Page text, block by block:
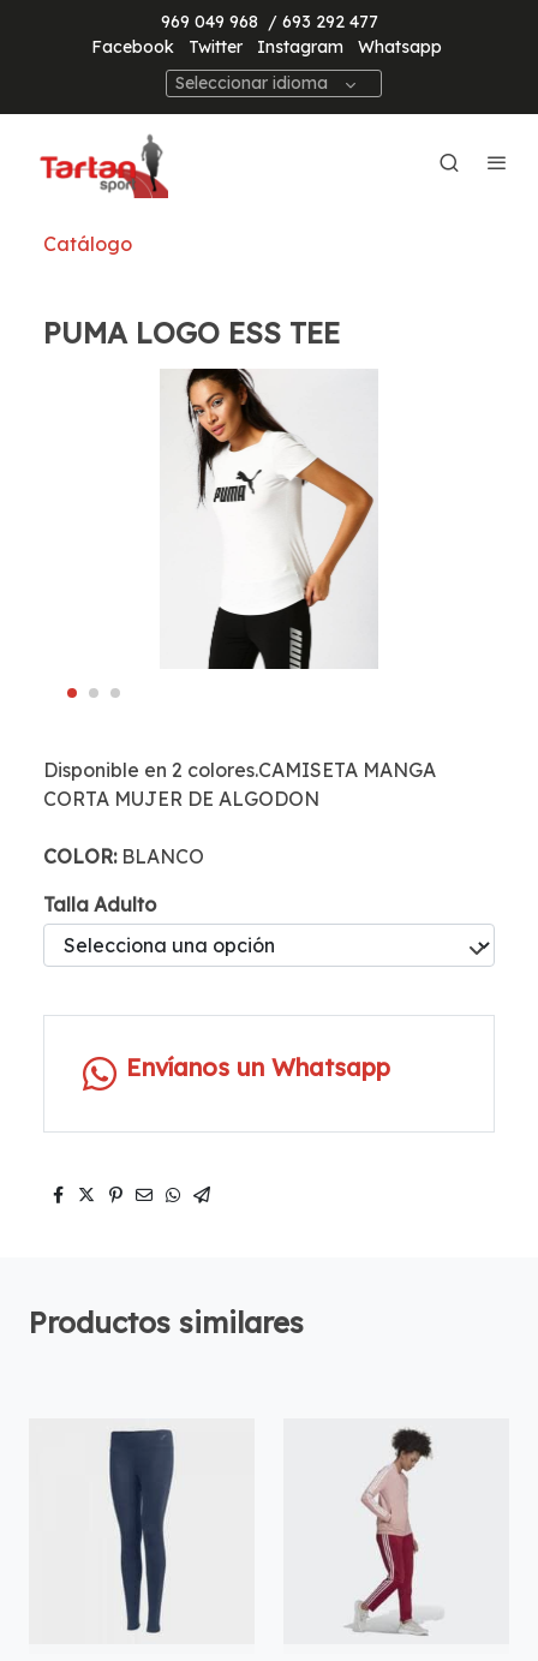
969 049 968 / 693 292 477
Facebook
Twitter Instagram
Whatsapp
Seleccionar idioma
Catálogo
PUMA LOGO ESS TEE
Disponible en 2 colores.CAMISETA MANGA
CORTA MUJER DE ALGODON
COLOR: BLANCO
Talla Adulto
Envíanos un Whatsapp
Productos similares